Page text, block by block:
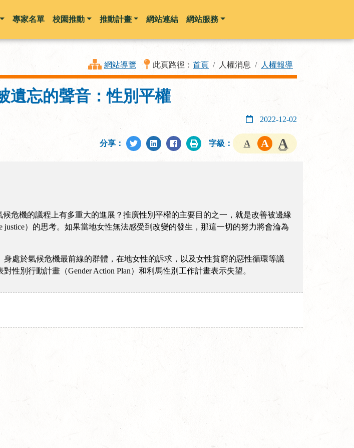
跳到主要內容
專家名單 校園推動 推動計畫 網站連結 網站服務
網站導覽 此頁路徑： 首頁 人權消息 人權報導
遺忘的聲音：性別平權
2022-12-02
分享： 字級：
候危機的議程上有多重大的進展？推廣性別平權的主要目的之一，就是改善被邊緣
）的思考。如果當地女性無法感受到改變的發生，那這一切的努力將會淪為
處於氣候危機最前線的群體，在地女性的訴求，以及女性貧窮的惡性循環等議
別行動計畫（Gender Action Plan）和利馬性別工作計畫表示失望。